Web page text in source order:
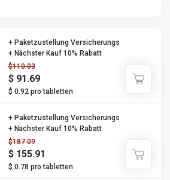
$110.03
$ 91.69
$ 0.92 pro tabletten
+ Paketzustellung Versicherungs
+ Nächster Kauf 10% Rabatt
$187.09
$ 155.91
$ 0.78 pro tabletten
+ Paketzustellung Versicherungs
+ Nächster Kauf 10% Rabatt